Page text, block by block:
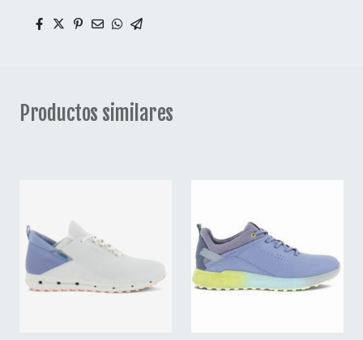
Productos similares